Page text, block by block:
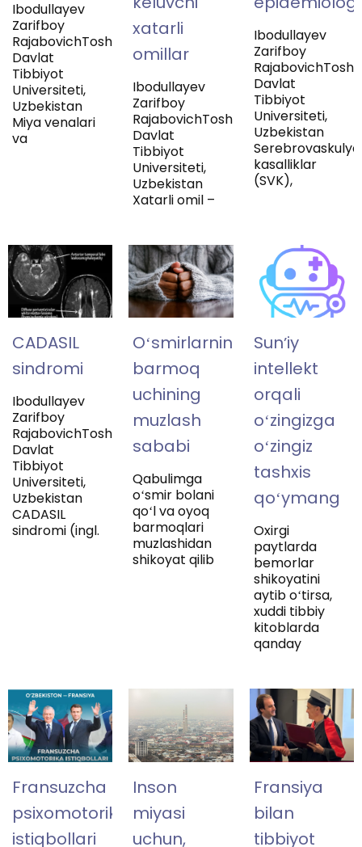
Ibodullayev
Zarifboy
RajabovichToshkent
Davlat
Tibbiyot
Universiteti,
Uzbekistan
Miya venalari
va
xatarli
omillar
Ibodullayev
Zarifboy
RajabovichToshkent
Davlat
Tibbiyot
Universiteti,
Uzbekistan
Xatarli omil –
Ibodullayev
Zarifboy
Davlat
Tibbiyot
Universiteti,
Uzbekistan
kasalliklar
(SVK),
CADASIL
sindromi
Ibodullayev
Zarifboy
RajabovichToshkent
Davlat
Tibbiyot
Universiteti,
Uzbekistan
CADASIL
sindromi (ingl.
Oʻsmirlarning
barmoq
uchining
muzlash
sababi
Qabulimga
oʻsmir bolani
qoʻl va oyoq
barmoqlari
muzlashidan
shikoyat qilib
Sunʼiy
intellekt
orqali
oʻzingizga
oʻzingiz
tashxis
qoʻymang
Oxirgi
paytlarda
bemorlar
shikoyatini
aytib oʻtirsa,
xuddi tibbiy
kitoblarda
qanday
Fransuzcha
psixomotorika
istiqbollari
Inson
miyasi
uchun,
Fransiya
bilan
tibbiyot